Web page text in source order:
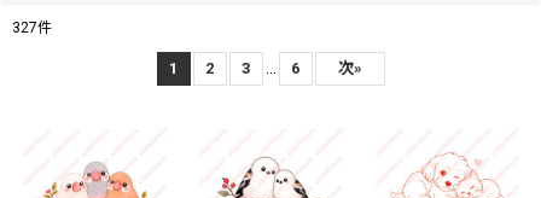
327件
1 2 3 ... 6 次»